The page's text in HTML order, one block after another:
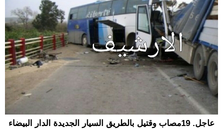
عاجل. 19مصاب وقتيل بالطريق السيار الجديدة الدار البيضاء